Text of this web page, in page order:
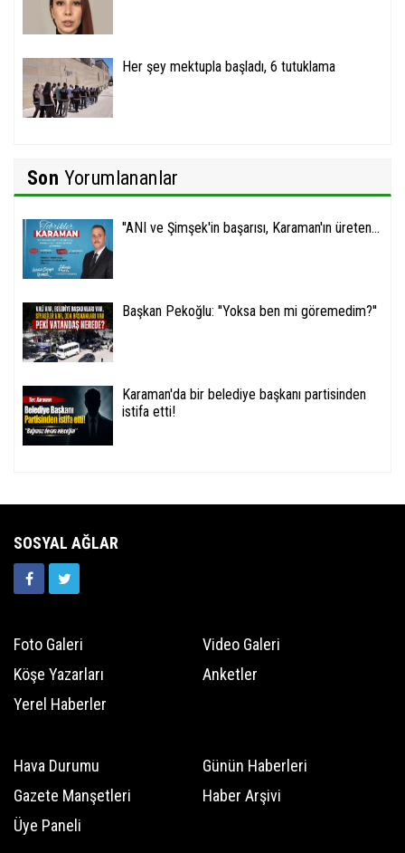
Her şey mektupla başladı, 6 tutuklama
Son Yorumlananlar
''ANI ve Şimşek'in başarısı, Karaman'ın üreten...
Başkan Pekoğlu: ''Yoksa ben mi göremedim?''
Karaman'da bir belediye başkanı partisinden
istifa etti!
SOSYAL AĞLAR
Foto Galeri
Video Galeri
Köşe Yazarları
Anketler
Yerel Haberler
Hava Durumu
Günün Haberleri
Gazete Manşetleri
Haber Arşivi
Üye Paneli